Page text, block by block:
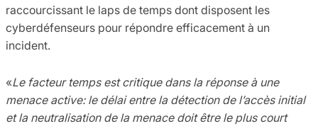
raccourcissant le laps de temps dont disposent les
cyberdéfenseurs pour répondre efficacement à un
incident.
«Le facteur temps est critique dans la réponse à une
menace active: le délai entre la détection de l’accès initial
et la neutralisation de la menace doit être le plus court